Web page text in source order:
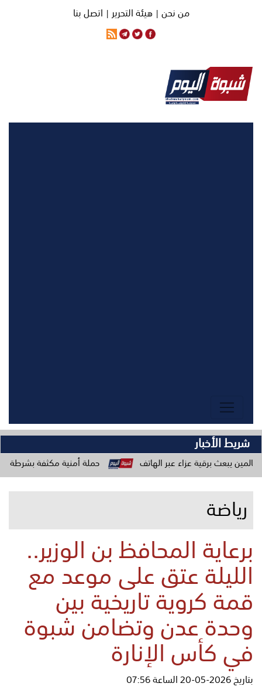
من نحن |هيئة التحرير | اتصل بنا
شريط الأخبار
عزاء عبر الهاتف حملة أمنية مكثفة بشرطة ساحل حضرموت
رياضة
برعاية المحافظ بن الوزير..
الليلة عتق على موعد مع
قمة كروية تاريخية بين
وحدة عدن وتضامن شبوة
في كأس الإنارة
بتاريخ 2026-05-20 الساعة 07:56